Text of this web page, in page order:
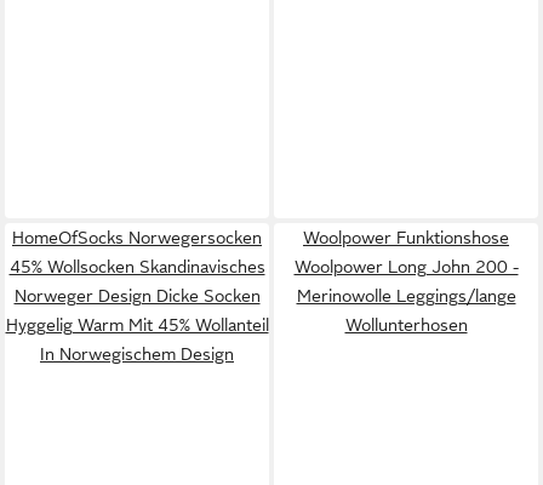
HomeOfSocks Norwegersocken
45% Wollsocken Skandinavisches
Norweger Design Dicke Socken
Hyggelig Warm Mit 45% Wollanteil
In Norwegischem Design
Woolpower Funktionshose
Woolpower Long John 200 -
Merinowolle Leggings/lange
Wollunterhosen